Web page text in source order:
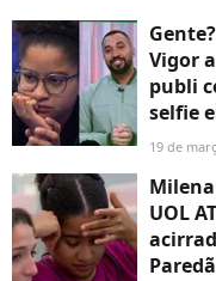
Vigor
publi
selfie
19 de
Milena
UOL